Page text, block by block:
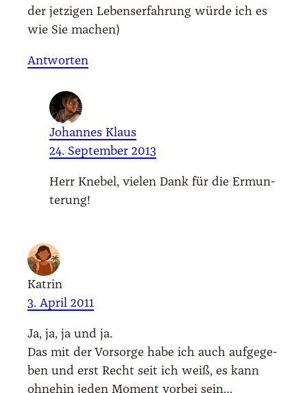
der jet­zi­gen Lebens­er­fah­rung wür­de ich es
wie Sie machen)
Antworten
Johannes Klaus
24. September 2013
Herr Kne­bel, vie­len Dank für die Ermun­
te­rung!
Katrin
3. April 2011
Ja, ja, ja und ja.
Das mit der Vor­sor­ge habe ich auch auf­ge­ge­
ben und erst Recht seit ich weiß, es kann
ohne­hin jeden Moment vor­bei sein…